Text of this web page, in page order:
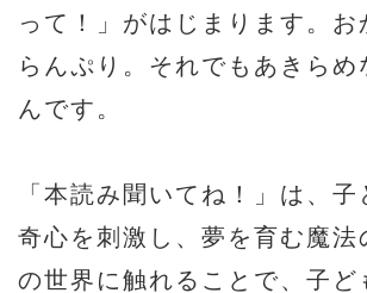
って！」がはじまります。お
らんぷり。それでもあきらめ
んです。
「本読み聞いてね！」は、
奇心を刺激し、夢を育む魔法
の世界に触れることで、子ど